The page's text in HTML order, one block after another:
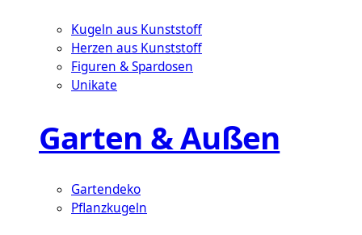
Kugeln aus Kunststoff
Herzen aus Kunststoff
Figuren & Spardosen
Unikate
Garten & Außen
Gartendeko
Pflanzkugeln